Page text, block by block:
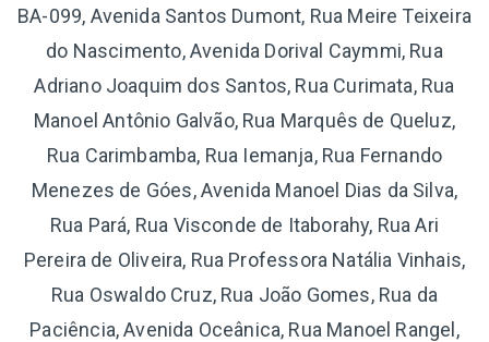
BA-099, Avenida Santos Dumont, Rua Meire Teixeira
do Nascimento, Avenida Dorival Caymmi, Rua
Adriano Joaquim dos Santos, Rua Curimata, Rua
Manoel Antônio Galvão, Rua Marquês de Queluz,
Rua Carimbamba, Rua Iemanja, Rua Fernando
Menezes de Góes, Avenida Manoel Dias da Silva,
Rua Pará, Rua Visconde de Itaborahy, Rua Ari
Pereira de Oliveira, Rua Professora Natália Vinhais,
Rua Oswaldo Cruz, Rua João Gomes, Rua da
Paciência, Avenida Oceânica, Rua Manoel Rangel,